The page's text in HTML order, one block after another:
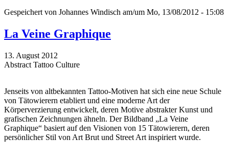
Gespeichert von Johannes Windisch am/um Mo, 13/08/2012 - 15:08
La Veine Graphique
13. August 2012
Abstract Tattoo Culture
Jenseits von altbekannten Tattoo-Motiven hat sich eine neue Schule
von Tätowierern etabliert und eine moderne Art der
Körperverzierung entwickelt, deren Motive abstrakter Kunst und
grafischen Zeichnungen ähneln. Der Bildband „La Veine
Graphique“ basiert auf den Visionen von 15 Tätowierern, deren
persönlicher Stil von Art Brut und Street Art inspiriert wurde.